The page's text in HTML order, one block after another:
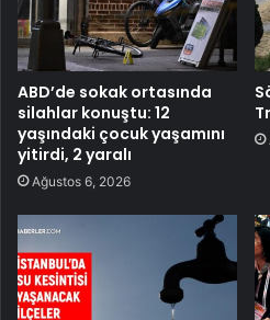
ABD’de sokak ortasında
silahlar konuştu: 12
yaşındaki çocuk yaşamını
yitirdi, 2 yaralı
Ağustos 6, 2026